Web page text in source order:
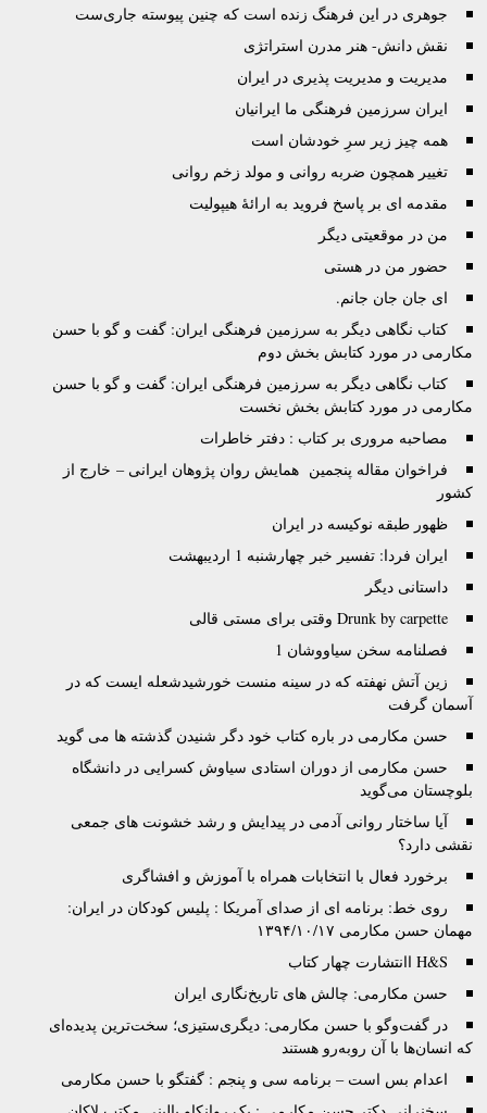
جوهرى در این فرهنگ زنده است که چنین پیوسته جاری‌ست
نقش دانش- هنر مدرن استراتژی
مدیریت و مدیریت پذیری در ایران
ایران سرزمین فرهنگی ما ایرانیان
همه چیز زیر سرِ خودشان است
تغییر همچون ضربه روانی و مولد زخم روانی
مقدمه ای بر پاسخ فروید به ارائۀ هیپولیت
من در موقعیتی دیگر
حضور من در هستی
اى جان جان جانم.
کتاب نگاهی دیگر به سرزمین فرهنگی ایران: گفت و گو با حسن
مکارمی در مورد کتابش بخش دوم
کتاب نگاهی دیگر به سرزمین فرهنگی ایران: گفت و گو با حسن
مکارمی در مورد کتابش بخش نخست
مصاحبه مروری بر کتاب : دفتر خاطرات
فراخوان مقاله پنجمین همایش روان پژوهان ایرانی – خارج از
کشور
ظهور طبقه نوکیسه در ایران
ایران فردا: تفسیر خبر چهارشنبه 1 اردیبهشت
داستانی دیگر
Drunk by carpette وقتى براى مستى قالى
فصلنامه سخن سیاووشان 1
زين آتش نهفته كه در سينه منست خورشيدشعله ايست كه در
آسمان گرفت
حسن مکارمی در باره کتاب خود دگر شنیدن گذشته ها می گوید
حسن مکارمی از دوران استادی سیاوش کسرایی در دانشگاه
بلوچستان می‌گوید
آیا ساختار روانی آدمی در پیدایش و رشد خشونت های جمعی
نقشی دارد؟
برخورد فعال با انتخابات همراه با آموزش و افشاگری
روی خط: برنامه ای از صدای آمریکا : پلیس کودکان در ایران:
مهمان حسن مکارمی ۱۳۹۴/۱۰/۱۷
H&S اانتشارت چهار کتاب
حسن مکارمی: چالش های تاریخ‌نگاری ایران
در گفت‌وگو با حسن مکارمی: دیگری‌ستیزی؛ سخت‌ترین پدیده‌ای
که انسان‌ها با آن روبه‌رو هستند
اعدام بس است – برنامه سی و پنجم : گفتگو با حسن مکارمی